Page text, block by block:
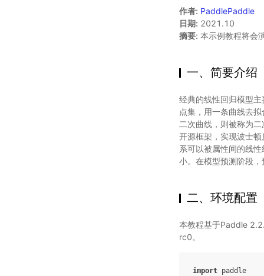
作者: PaddlePaddle
日期: 2021.10
摘要: 本示例教程将会
一、简要介绍
经典的线性回归模型
点集，用一条曲线去
二次曲线，则被称为
开源框架，实现波士
系可以被属性间的线
小。在模型预测阶段
二、环境配置
本教程基于Paddle
rc0。
import paddle